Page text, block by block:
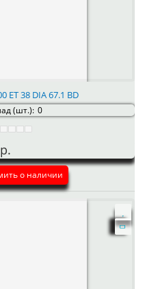
ET 38 DIA 67.1 BD
(шт.): 0
о наличии